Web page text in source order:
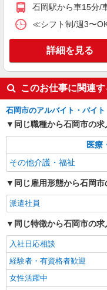
石岡駅から車15分/
≪シフト制/週3〜
詳細を見る
このお仕事に関連
石岡市のアルバイト・バイ
同じ職種から石岡市の
医療
その他介護・福祉
同じ雇用形態から石岡
派遣社員
同じ特徴から石岡市の
入社日応相談
経験者・有資格者歓迎
女性活躍中